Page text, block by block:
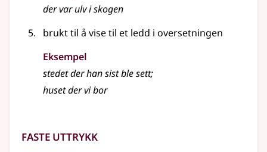
dervar ulv i skogen
brukt til å vise til et ledd i oversetningen
Eksempel
stedetderhan sist ble sett;
husetdervi bor
Faste uttrykk